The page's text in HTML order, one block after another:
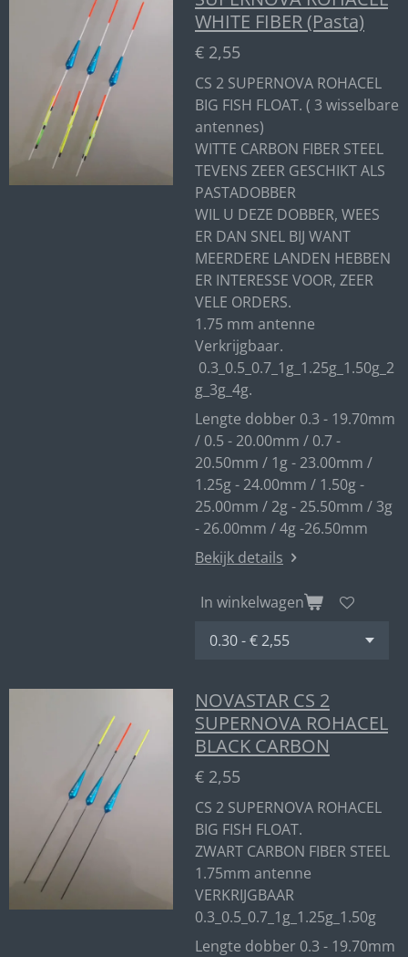
WHITE FIBER (Pasta)
€ 2,55
CS 2 SUPERNOVA ROHACEL
BIG FISH FLOAT. ( 3 wisselbare
antennes)
WITTE CARBON FIBER STEEL
TEVENS ZEER GESCHIKT ALS
PASTADOBBER
WIL U DEZE DOBBER, WEES
ER DAN SNEL BIJ WANT
MEERDERE LANDEN HEBBEN
ER INTERESSE VOOR, ZEER
VELE ORDERS.
1.75 mm antenne
Verkrijgbaar.
0.3_0.5_0.7_1g_1.25g_1.50g_2
g_3g_4g.
Lengte dobber 0.3 - 19.70mm
/ 0.5 - 20.00mm / 0.7 -
20.50mm / 1g - 23.00mm /
1.25g - 24.00mm / 1.50g -
25.00mm / 2g - 25.50mm / 3g
- 26.00mm / 4g -26.50mm
Bekijk details
In winkelwagen
NOVASTAR CS 2
SUPERNOVA ROHACEL
BLACK CARBON
€ 2,55
CS 2 SUPERNOVA ROHACEL
BIG FISH FLOAT.
ZWART CARBON FIBER STEEL
1.75mm antenne
VERKRIJGBAAR
0.3_0.5_0.7_1g_1.25g_1.50g
Lengte dobber 0.3 - 19.70mm